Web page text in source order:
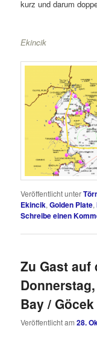
kurz und darum
Ekincik
Veröffentlicht unter
Ekincik,Golden Plate,
Schreibe einen
Zu Gast auf
Bay /
Veröffentlicht am28.